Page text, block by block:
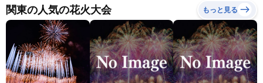
戒 〈ウェザーニュースLiVE
コーヒータイム・魚住茉由
／山口剛央〉
関東の人気の花火大会 もっと見る